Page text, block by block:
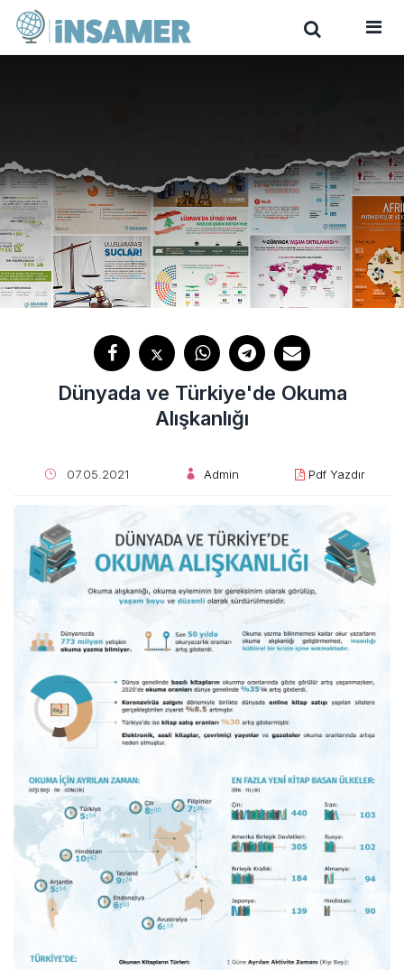
Dünyada ve Türkiye'de Okuma
Alışkanlığı
07.05.2021 Admin Pdf Yazdır